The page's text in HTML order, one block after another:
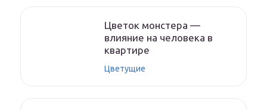
Цветок монстера —
влияние на человека в
квартире
Цветущие